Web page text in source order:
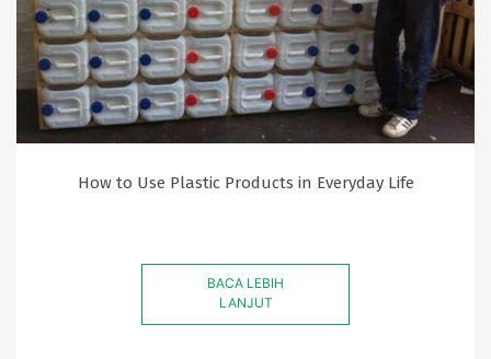
How to Use Plastic Products in Everyday Life
BACA LEBIH
LANJUT